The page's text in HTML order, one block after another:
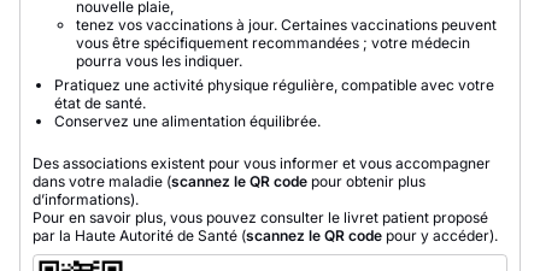
nouvelle plaie,
tenez vos vaccinations à jour. Certaines vaccinations peuvent
vous être spécifiquement recommandées ; votre médecin
pourra vous les indiquer.
Pratiquez une activité physique régulière, compatible avec votre
état de santé.
Conservez une alimentation équilibrée.
Des associations existent pour vous informer et vous accompagner
dans votre maladie (scannez le QR code pour obtenir plus
d’informations).
Pour en savoir plus, vous pouvez consulter le livret patient proposé
par la Haute Autorité de Santé (scannez le QR code pour y accéder).